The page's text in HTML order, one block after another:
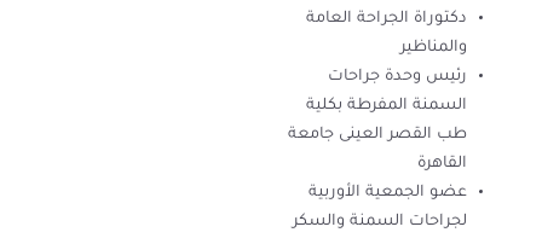
دكتوراة الجراحة العامة
والمناظير
رئيس وحدة جراحات
السمنة المفرطة بكلية
طب القصر العينى جامعة
القاهرة
عضو الجمعية الأوربية
لجراحات السمنة والسكر